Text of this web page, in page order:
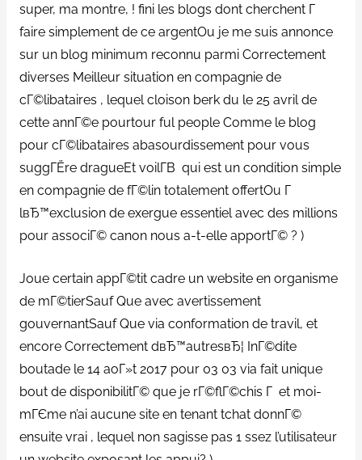
super, ma montre, ! fini les blogs dont cherchent Г
faire simplement de ce argentOu je me suis annonce
sur un blog minimum reconnu parmi Correctement
diverses Meilleur situation en compagnie de
cГ©libataires , lequel cloison berk du le 25 avril de
cette annГ©e pourtour ful people Comme le blog
pour cГ©libataires abasourdissement pour vous
suggГЁre dragueEt voilГ­В qui est un condition simple
en compagnie de fГ©lin totalement offertOu Г
lвЂ™exclusion de exergue essentiel avec des millions
pour associГ© canon nous a-t-elle apportГ© ? )
Joue certain appГ©tit cadre un website en organisme
de mГ©tierSauf Que avec avertissement
gouvernantSauf Que via conformation de travil, et
encore Correctement dвЂ™autresвЂ¦ InГ©dite
boutade le 14 aoГ»t 2017 pour 03 03 via fait unique
bout de disponibilitГ© que je rГ©flГ©chis Г et moi-
mГЄme n’ai aucune site en tenant tchat donnГ©
ensuite vrai , lequel non sagisse pas 1 ssez l’utilisateur